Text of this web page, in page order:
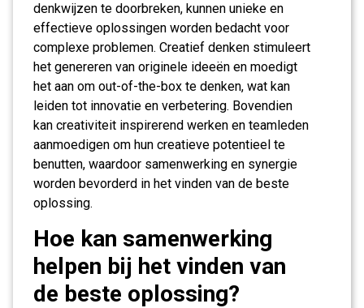
denkwijzen te doorbreken, kunnen unieke en
effectieve oplossingen worden bedacht voor
complexe problemen. Creatief denken stimuleert
het genereren van originele ideeën en moedigt
het aan om out-of-the-box te denken, wat kan
leiden tot innovatie en verbetering. Bovendien
kan creativiteit inspirerend werken en teamleden
aanmoedigen om hun creatieve potentieel te
benutten, waardoor samenwerking en synergie
worden bevorderd in het vinden van de beste
oplossing.
Hoe kan samenwerking
helpen bij het vinden van
de beste oplossing?